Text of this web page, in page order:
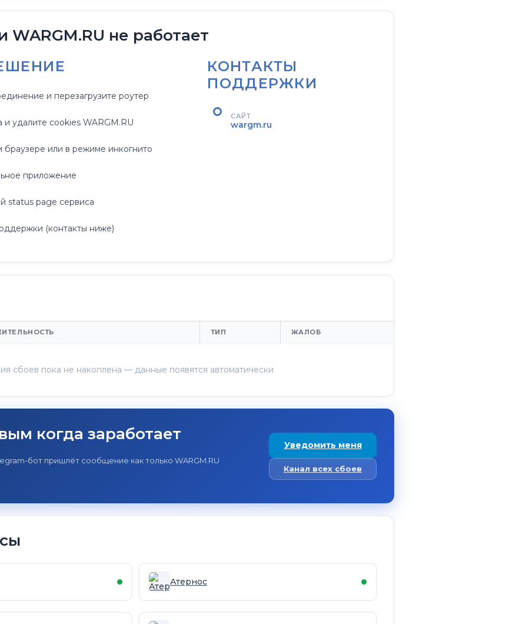
WARGM.RU не работает
и перезагрузите роутер
удалите cookies WARGM.RU
браузере или в режиме инкогнито
приложение
status page сервиса
(контакты ниже)
КОНТАКТЫ
ПОДДЕРЖКИ
САЙТ
wargm.ru
ТИП ЖАЛОБ
сбоев пока не накоплена — данные появятся автоматически
когда заработает
бот пришлёт сообщение как только WARGM.RU
Уведомить меня
Канал всех сбоев
Атернос